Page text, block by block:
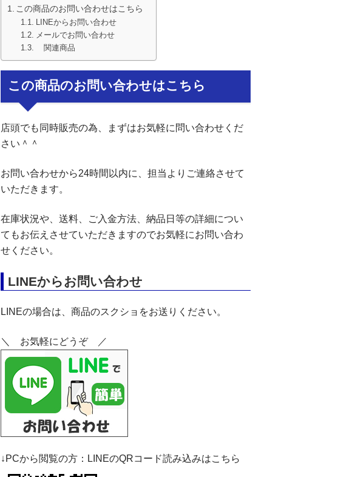
この商品のお問い合わせはこちら
LINEからお問い合わせ
メールでお問い合わせ
関連商品
この商品のお問い合わせはこちら
店頭でも同時販売の為、まずはお気軽に問い合わせくだ
さい＾＾
お問い合わせから24時間以内に、担当よりご連絡させて
いただきます。
在庫状況や、送料、ご入金方法、納品日等の詳細につい
てもお伝えさせていただきますのでお気軽にお問い合わ
せください。
LINEからお問い合わせ
LINEの場合は、商品のスクショをお送りください。
＼ お気軽にどうぞ ／
↓PCから閲覧の方：LINEのQRコード読み込みはこちら